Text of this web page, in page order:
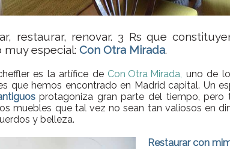
restaurar, renovar. 3 Rs que
muy especial: Con Otra Mirada.
es la artífice de Con Otra Mirada, uno de
que hemos encontrado en Madrid capital. Un
protagoniza gran parte del tiempo, pero
muebles que tal vez no sean tan valiosos en
y belleza.
Restaurar con